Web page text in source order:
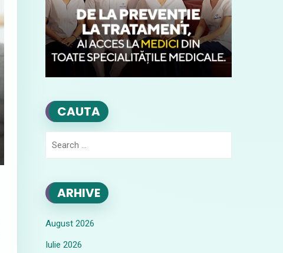
CAUTA
ARHIVE
August 2026
Iulie 2026